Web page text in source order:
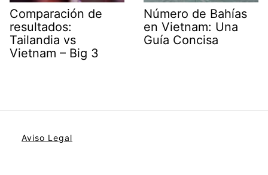
Comparación de
resultados:
Tailandia vs
Vietnam – Big 3
Número de Bahías
en Vietnam: Una
Guía Concisa
Aviso Legal